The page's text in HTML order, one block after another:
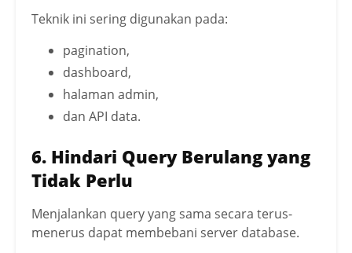
Teknik ini sering digunakan pada:
pagination,
dashboard,
halaman admin,
dan API data.
6. Hindari Query Berulang yang
Tidak Perlu
Menjalankan query yang sama secara terus-
menerus dapat membebani server database.